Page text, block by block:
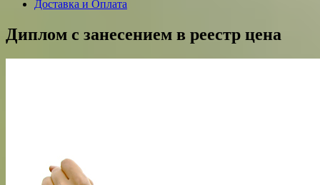
Доставка и Оплата
Диплом с занесением в реестр цена